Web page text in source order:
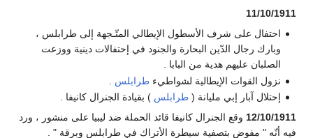
11/10/1911
احتفال على شرف الأسطول الإيطالي المتّـجهة إلى طرابلس ،
وبارك رجال الدّين البحارة والجنود في إحتفالات دينية ووزعت
الصلبان عليهم هدية من البابا .
نزول القوات الإيطالية لشواطيءطرابلس
إحتلال آبار إبي مليانة (طرابلس ) بقيادة الجنرال كانيفا .
12/10/1911 وقع الجنرال كانيفا قائد الحملة ضد ليبيا على منشور ، ورد
فيه أنّه " مفوض بتصفية سيطرة الأتراك في طرابلس وبرقة " .